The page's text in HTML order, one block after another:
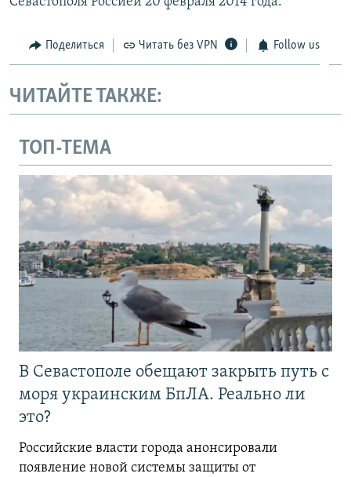
Поделиться Читать без VPN Follow us
ЧИТАЙТЕ ТАКЖЕ:
ТОП-ТЕМА
В Севастополе обещают закрыть путь с
моря украинским БпЛА. Реально ли
это?
Российские власти города анонсировали
появление новой системы защиты от